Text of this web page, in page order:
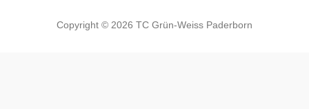
Copyright © 2026 TC Grün-Weiss Paderborn